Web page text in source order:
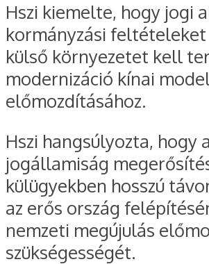
Hszi kiemelte, hogy jogi
kormányzási feltételeket
külső környezetet kell
modernizáció kínai
előmozdításához.
Hszi hangsúlyozta, hogy a
jogállamiság
külügyekben hosszú
az erős ország
nemzeti megújulás
szükségességét.